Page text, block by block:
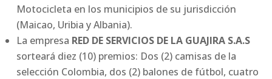
Motocicleta en los municipios de su jurisdicción
(Maicao, Uribia y Albania).
La empresa RED DE SERVICIOS DE LA GUAJIRA S.A.S
sorteará diez (10) premios: Dos (2) camisas de la
selección Colombia, dos (2) balones de fútbol, cuatro